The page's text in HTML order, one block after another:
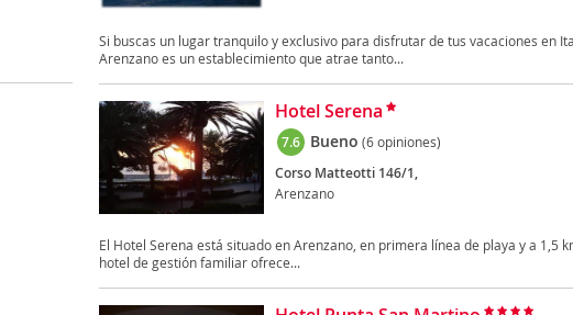
Si buscas un lugar tranquilo y exclusivo para disfrutar de tus vacaciones en
Arenzano es un establecimiento que atrae tanto...
Hotel Serena
7.6 Bueno (6 opiniones)
Corso Matteotti 146/1,
Arenzano
El Hotel Serena está situado en Arenzano, en primera línea de playa y a 1,5
hotel de gestión familiar ofrece...